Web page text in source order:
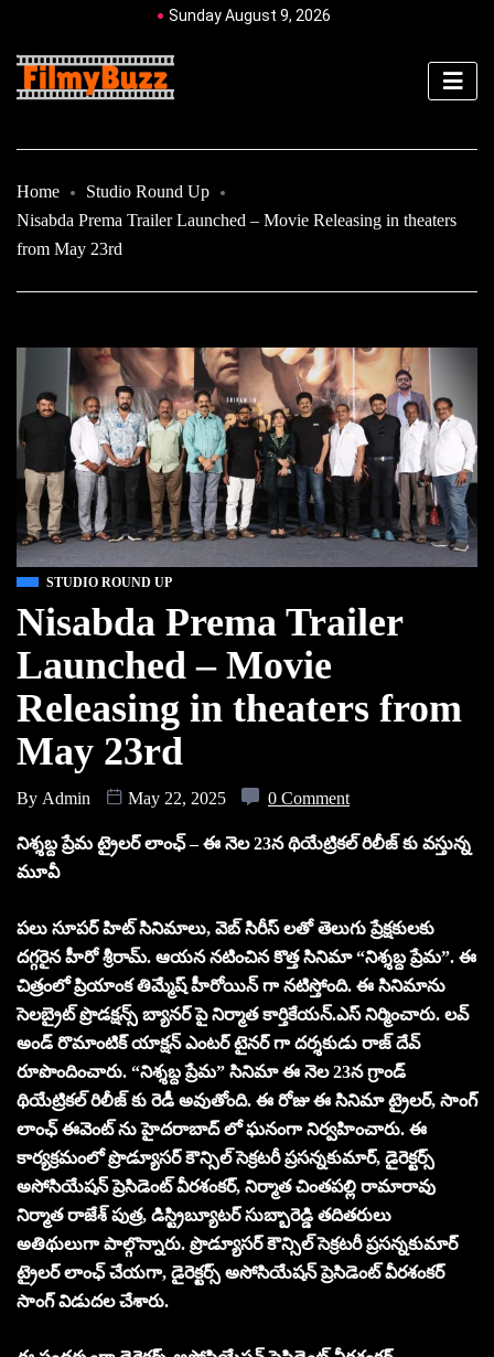
Sunday August 9, 2026
Home
Studio Round Up
Nisabda Prema Trailer Launched – Movie Releasing in theaters
from May 23rd
STUDIO ROUND UP
Nisabda Prema Trailer
Launched – Movie
Releasing in theaters from
May 23rd
By Admin May 22, 2025 0 Comment
నిశ్శబ్ద ప్రేమ ట్రైలర్ లాంఛ్ – ఈ నెల 23న థియేట్రికల్ రిలీజ్ కు వస్తున్న
మూవీ
పలు సూపర్ హిట్ సినిమాలు, వెబ్ సిరీస్ లతో తెలుగు ప్రేక్షకులకు
దగ్గరైన హీరో శ్రీరామ్. ఆయన నటించిన కొత్త సినిమా “నిశ్శబ్ద ప్రేమ”. ఈ
చిత్రంలో ప్రియాంక తిమ్మేష్ హీరోయిన్ గా నటిస్తోంది. ఈ సినిమాను
సెలబ్రైట్ ప్రొడక్షన్స్ బ్యానర్ పై నిర్మాత కార్తికేయన్.ఎస్ నిర్మించారు. లవ్
అండ్ రొమాంటిక్ యాక్షన్ ఎంటర్ టైనర్ గా దర్శకుడు రాజ్ దేవ్
రూపొందించారు. “నిశ్శబ్ద ప్రేమ” సినిమా ఈ నెల 23న గ్రాండ్
థియేట్రికల్ రిలీజ్ కు రెడీ అవుతోంది. ఈ రోజు ఈ సినిమా ట్రైలర్, సాంగ్
లాంఛ్ ఈవెంట్ ను హైదరాబాద్ లో ఘనంగా నిర్వహించారు. ఈ
కార్యక్రమంలో ప్రొడ్యూసర్ కౌన్సిల్ సెక్రటరీ ప్రసన్నకుమార్, డైరెక్టర్స్
అసోసియేషన్ ప్రెసిడెంట్ వీరశంకర్, నిర్మాత చింతపల్లి రామారావు
నిర్మాత రాజేశ్ పుత్ర, డిస్ట్రిబ్యూటర్ సుబ్బారెడ్డి తదితరులు
అతిథులుగా పాల్గొన్నారు. ప్రొడ్యూసర్ కౌన్సిల్ సెక్రటరీ ప్రసన్నకుమార్
ట్రైలర్ లాంఛ్ చేయగా, డైరెక్టర్స్ అసోసియేషన్ ప్రెసిడెంట్ వీరశంకర్
సాంగ్ విడుదల చేశారు.